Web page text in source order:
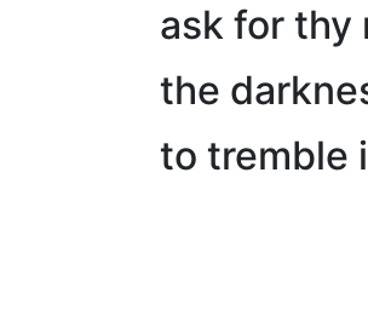
ask for thy
the
to tremble